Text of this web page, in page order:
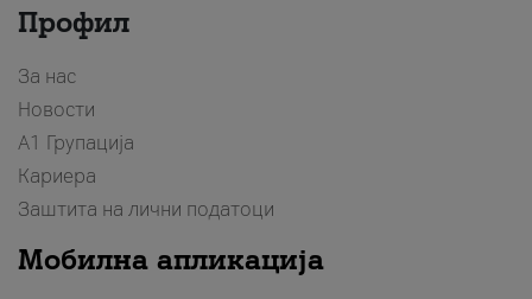
Профил
За нас
Новости
А1 Групација
Кариера
Заштита на лични податоци
Мобилна апликација